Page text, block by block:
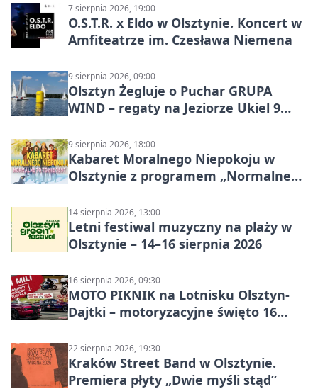
7 sierpnia 2026, 19:00
O.S.T.R. x Eldo w Olsztynie. Koncert w
Amfiteatrze im. Czesława Niemena
9 sierpnia 2026, 09:00
Olsztyn Żegluje o Puchar GRUPA
WIND – regaty na Jeziorze Ukiel 9
9 sierpnia 2026, 18:00
Kabaret Moralnego Niepokoju w
Olsztynie z programem „Normalne
14 sierpnia 2026, 13:00
Letni festiwal muzyczny na plaży w
Olsztynie – 14–16 sierpnia 2026
16 sierpnia 2026, 09:30
MOTO PIKNIK na Lotnisku Olsztyn-
Dajtki – motoryzacyjne święto 16
22 sierpnia 2026, 19:30
Kraków Street Band w Olsztynie.
Premiera płyty „Dwie myśli stąd”